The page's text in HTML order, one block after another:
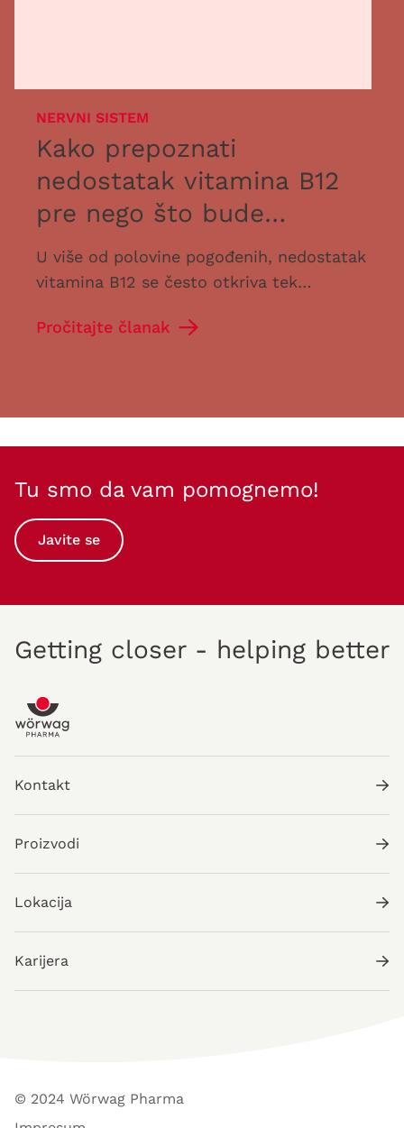
NERVNI SISTEM
Kako prepoznati
nedostatak vitamina B12
pre nego što bude
prekasno
U više od polovine pogođenih, nedostatak
vitamina B12 se često otkriva tek
posledice: Ako se nedostatak hranljivih…
Pročitajte članak
Tu smo da vam pomognemo!
Javite se
Getting closer - helping better
Kontakt
Proizvodi
Lokacija
Karijera
© 2024 Wörwag Pharma